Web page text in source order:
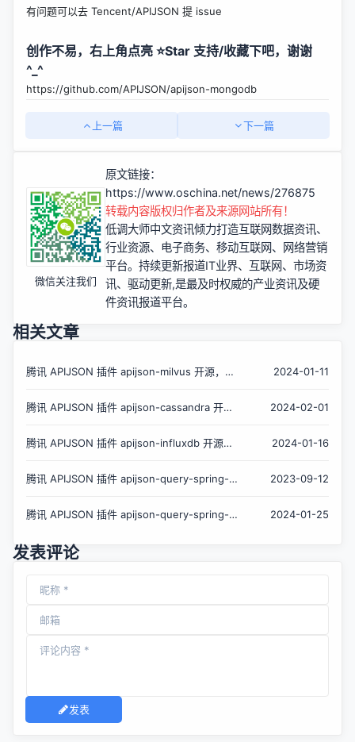
有问题可以去 Tencent/APIJSON 提 issue
创作不易，右上角点亮 ⭐Star 支持/收藏下吧，谢谢
^_^
https://github.com/APIJSON/apijson-mongodb
上一篇 下一篇
微信关注我们
原文链接：
https://www.oschina.net/news/276875
转载内容版权归作者及来源网站所有！
低调大师中文资讯倾力打造互联网数据资讯、
行业资源、电子商务、移动互联网、网络营销
平台。持续更新报道IT业界、互联网、市场资
讯、驱动更新,是最及时权威的产业资讯及硬
件资讯报道平台。
相关文章
腾讯 APIJSON 插件 apijson-milvus 开源，支
2024-01-11
腾讯 APIJSON 插件 apijson-cassandra 开
2024-02-01
腾讯 APIJSON 插件 apijson-influxdb 开源，
2024-01-16
腾讯 APIJSON 插件 apijson-query-spring-
2023-09-12
腾讯 APIJSON 插件 apijson-query-spring-
2024-01-25
发表评论
发表